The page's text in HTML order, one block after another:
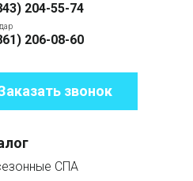
204-55-74
206-08-60
звонок
СПА